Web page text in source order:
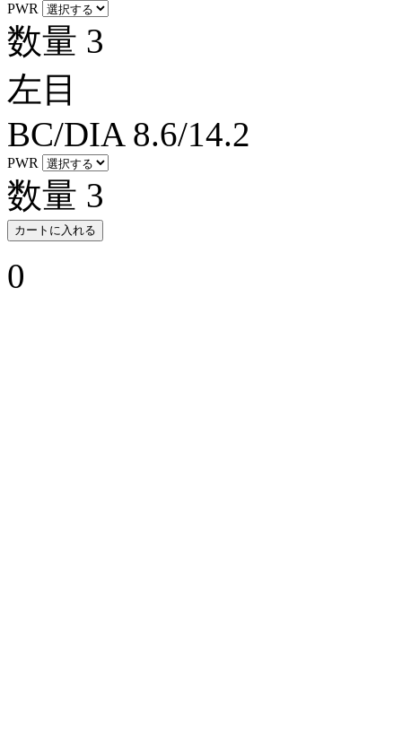
PWR
数量 3
左目
BC/DIA 8.6/14.2
PWR
数量 3
カートに入れる
0